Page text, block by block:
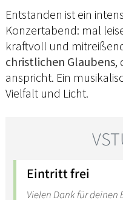
Entstanden ist ein
Konzertabend: mal
kraftvoll und
christlichen Glaubens,
anspricht. Ein
Vielfalt und Licht.